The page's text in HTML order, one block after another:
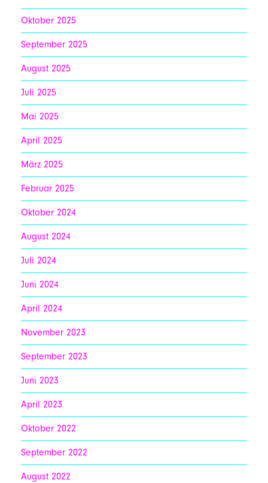
Oktober 2025
September 2025
August 2025
Juli 2025
Mai 2025
April 2025
März 2025
Februar 2025
Oktober 2024
August 2024
Juli 2024
Juni 2024
April 2024
November 2023
September 2023
Juni 2023
April 2023
Oktober 2022
September 2022
August 2022